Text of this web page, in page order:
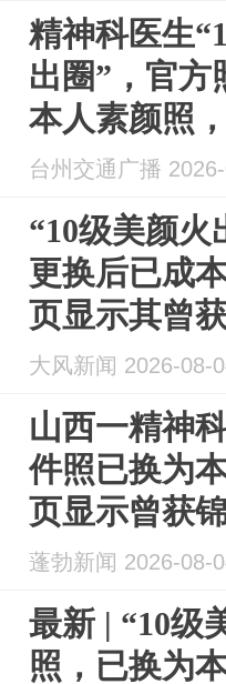
精神科医生
出圈”，官方
本人素颜照
锦旗235面
台州交通广播
“10级美颜火
更换后已成
页显示其曾
事：她性格
大风新闻 2026-08-
山西一精神
件照已换为
页显示曾获
的门诊已约
蓬勃新闻 2026-08-
最新 | “10级
照，已换为